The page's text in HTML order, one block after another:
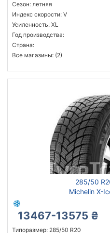
Сезон: летняя
Индекс скорости: V
Усиленность: XL
Год производства:
Страна:
Все магазины: (2)
285/50
Michelin X-
13467-13575 ₴
Типоразмер: 285/50 R20